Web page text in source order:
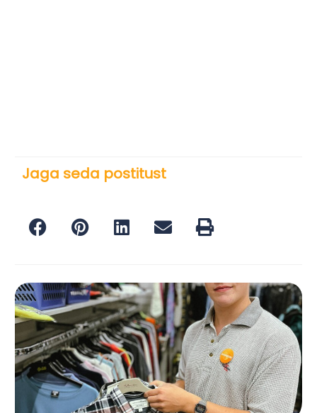
Jaga seda postitust